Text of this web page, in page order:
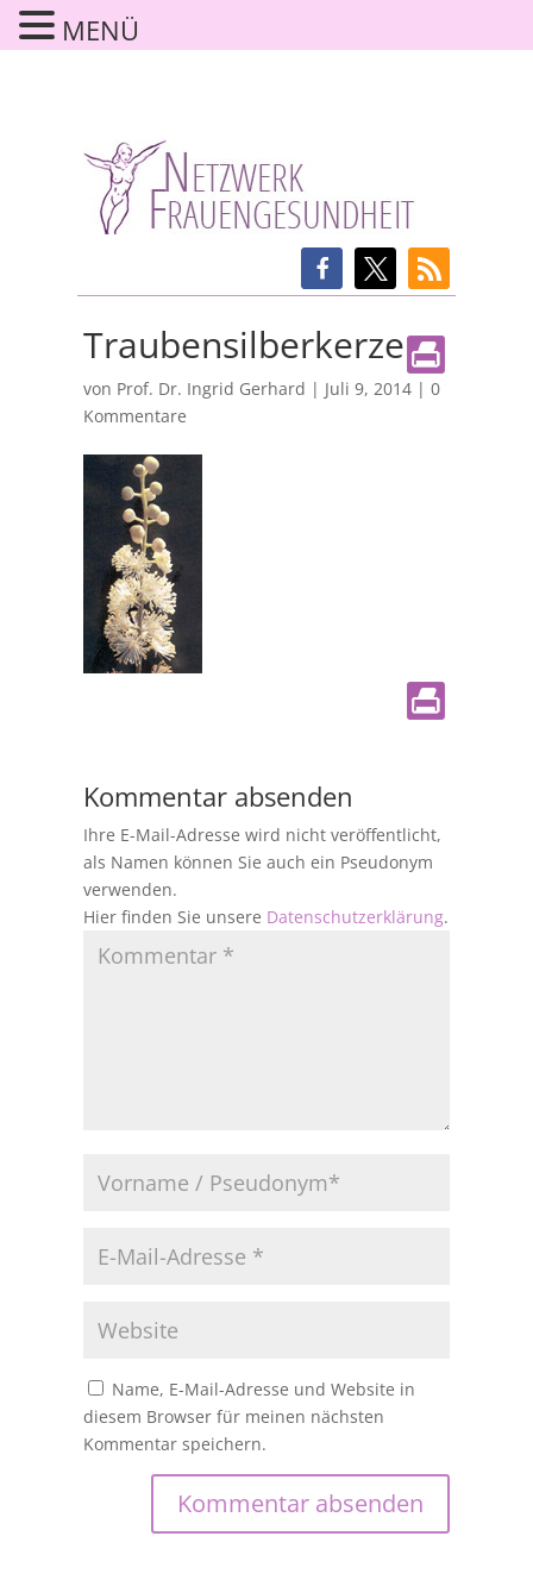
Traubensilberkerze
von Prof. Dr. Ingrid Gerhard | Juli 9, 2014| 0
Kommentare
Kommentar absenden
Ihre E-Mail-Adresse wird nicht veröffentlicht,
als Namen können Sie auch ein Pseudonym
verwenden.
Hier finden Sie unsere Datenschutzerklärung.
Name, E-Mail-Adresse und Website in
diesem Browser für meinen nächsten
Kommentar speichern.
MENÜ